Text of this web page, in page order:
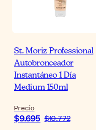
St. Moriz Professional
Autobronceador
Instantáneo 1 Día
Medium 150ml
Precio
$9.695 $10.772